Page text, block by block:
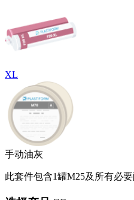
XL
手动油灰
此套件包含1罐M25及所有必